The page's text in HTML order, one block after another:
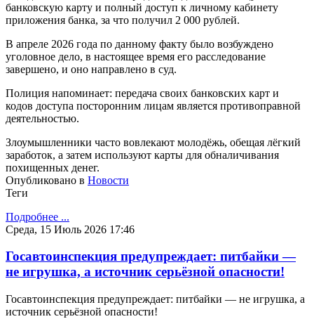
банковскую карту и полный доступ к личному кабинету
приложения банка, за что получил 2 000 рублей.
В апреле 2026 года по данному факту было возбуждено
уголовное дело, в настоящее время его расследование
завершено, и оно направлено в суд.
Полиция напоминает: передача своих банковских карт и
кодов доступа посторонним лицам является противоправной
деятельностью.
Злоумышленники часто вовлекают молодёжь, обещая лёгкий
заработок, а затем используют карты для обналичивания
похищенных денег.
Опубликовано в Новости
Теги
Подробнее ...
Среда, 15 Июль 2026 17:46
Госавтоинспекция предупреждает: питбайки —
не игрушка, а источник серьёзной опасности!
Госавтоинспекция предупреждает: питбайки — не игрушка, а
источник серьёзной опасности!